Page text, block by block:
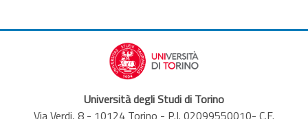
Università degli Studi di Torino
Via Verdi, 8 - 10124 Torino - P.I. 02099550010- C.F.